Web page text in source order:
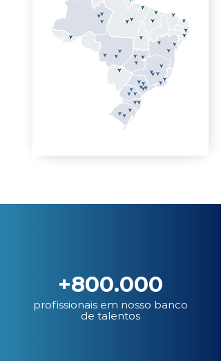
+800.000
profissionais em nosso banco
de talentos